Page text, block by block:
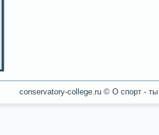
conservatory-college.ru © О спοрт -